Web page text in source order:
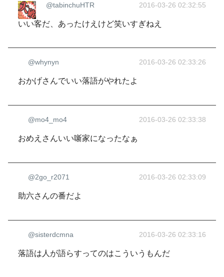
@tabinchuHTR 2016-03-26 02:32:55
いい客だ、あったけえけど笑いすぎねえ
@whynyn 2016-03-26 02:33:26
おかげさんでいい落語がやれたよ
@mo4_mo4 2016-03-26 02:33:38
おめえさんいい噺家になったなぁ
@2go_r2071 2016-03-26 02:33:09
助六さんの番だよ
@sisterdcmna 2016-03-26 02:33:16
落語は人が語らすってのはこういうもんだ